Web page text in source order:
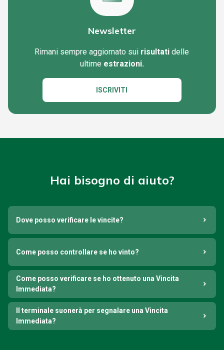
Newsletter
Rimani sempre aggiornato sui risultati delle
ultime estrazioni.
ISCRIVITI
Hai bisogno di aiuto?
Dove posso verificare le vincite?
Come posso controllare se ho vinto?
Come posso verificare se ho ottenuto una Vincita
Immediata?
Il terminale suonerà per segnalare una Vincita
Immediata?